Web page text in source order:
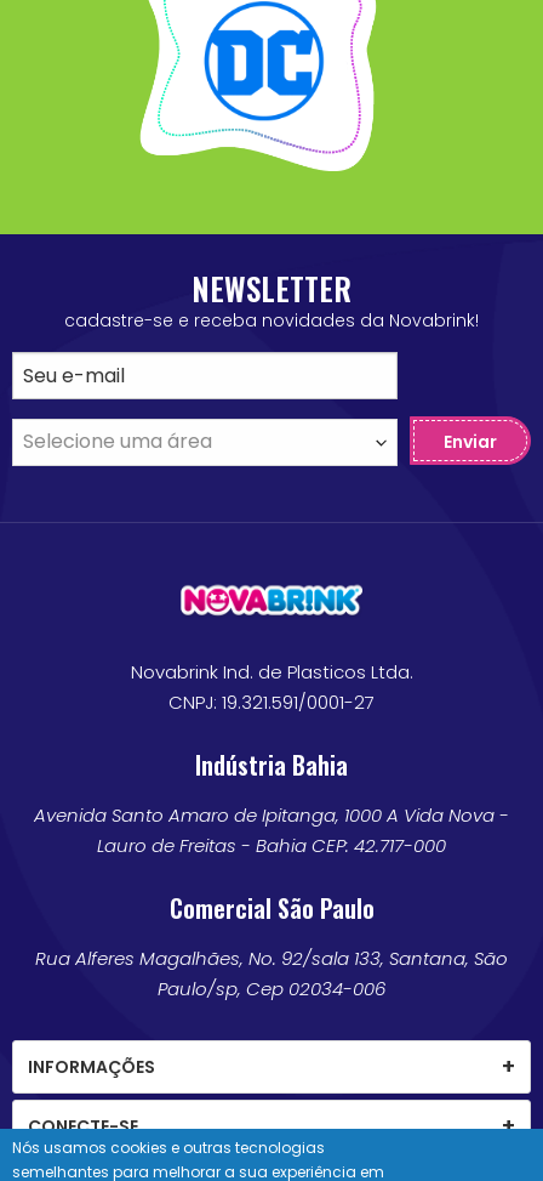
NEWSLETTER
cadastre-se e receba novidades da Novabrink!
Enviar
Novabrink Ind. de Plasticos Ltda.
CNPJ: 19.321.591/0001-27
Indústria Bahia
Avenida Santo Amaro de Ipitanga, 1000 A Vida Nova -
Lauro de Freitas - Bahia CEP: 42.717-000
Comercial São Paulo
Rua Alferes Magalhães, No. 92/sala 133, Santana, São
Paulo/sp, Cep 02034-006
INFORMAÇÕES
CONECTE-SE
Nós usamos cookies e outras tecnologias
semelhantes para melhorar a sua experiência em